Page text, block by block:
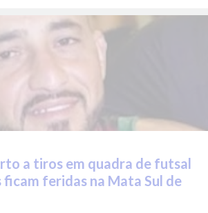
a tiros em quadra de futsal
ficam feridas na Mata Sul de